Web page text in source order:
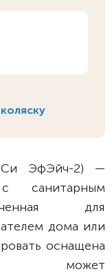
ЭфЭйч-2) —
санитарным
для
дома или
оснащена
и может